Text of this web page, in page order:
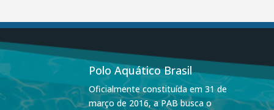
Polo Aquático Brasil
Oficialmente constituída em 31 de
março de 2016, a PAB busca o